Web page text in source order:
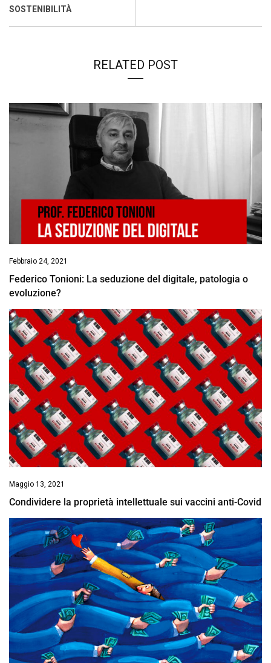
k
p
SOSTENIBILITÀ
RELATED POST
Febbraio 24, 2021
Federico Tonioni: La seduzione del digitale, patologia o
evoluzione?
Maggio 13, 2021
Condividere la proprietà intellettuale sui vaccini anti-Covid